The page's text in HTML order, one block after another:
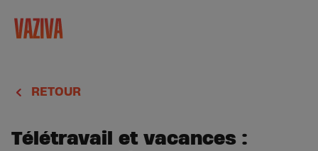
RETOUR
Télétravail et vacances :